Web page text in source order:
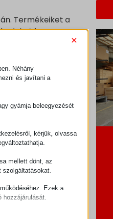
Termékeiket a
és
ami
a
zsúfolt
×
Néhány
és javítani a
gyámja beleegyezését
kérjük, olvassa
mellett dönt, az
szolgáltatásokat.
Ezek a
hozzájárulását.